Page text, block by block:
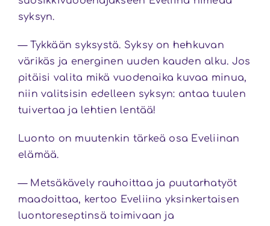
syksyn.
— Tykkään syksystä. Syksy on hehkuvan
värikäs ja energinen uuden kauden alku. Jos
pitäisi valita mikä vuodenaika kuvaa minua,
niin valitsisin edelleen syksyn: antaa tuulen
tuivertaa ja lehtien lentää!
Luonto on muutenkin tärkeä osa Eveliinan
elämää.
— Metsäkävely rauhoittaa ja puutarhatyöt
maadoittaa, kertoo Eveliina yksinkertaisen
luontoreseptinsä toimivaan ja